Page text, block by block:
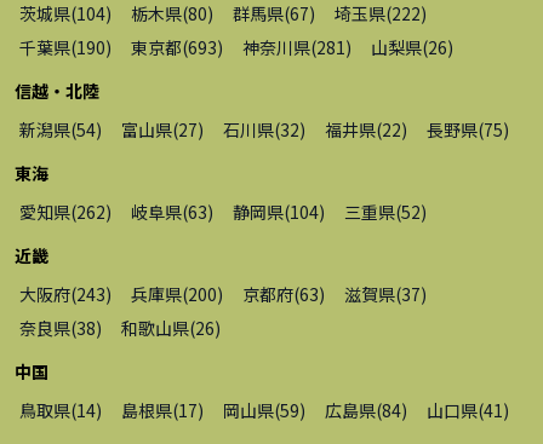
茨城県(104) 栃木県(80) 群馬県(67) 埼玉県(222)
千葉県(190) 東京都(693) 神奈川県(281) 山梨県(26)
信越・北陸
新潟県(54) 富山県(27) 石川県(32) 福井県(22) 長野県(75)
東海
愛知県(262) 岐阜県(63) 静岡県(104) 三重県(52)
近畿
大阪府(243) 兵庫県(200) 京都府(63) 滋賀県(37)
奈良県(38) 和歌山県(26)
中国
鳥取県(14) 島根県(17) 岡山県(59) 広島県(84) 山口県(41)